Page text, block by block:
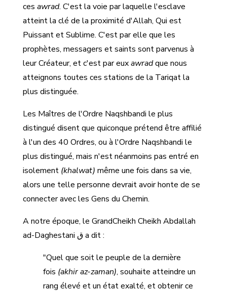
ces awrad. C'est la voie par laquelle l'esclave
atteint la clé de la proximité d'Allah, Qui est
Puissant et Sublime. C'est par elle que les
prophètes, messagers et saints sont parvenus à
leur Créateur, et c'est par euxawradque nous
atteignons toutes ces stations de la Tariqat la
plus distinguée.
Les Maîtres de l'Ordre Naqshbandi le plus
distingué disent que quiconque prétend être affilié
à l'un des 40 Ordres, ou à l'Ordre Naqshbandi le
plus distingué, mais n'est néanmoins pas entré en
isolement (khalwat) même une fois dans sa vie,
alors une telle personne devrait avoir honte de se
connecter avec les Gens du Chemin.
A notre époque, le GrandCheikh Cheikh Abdallah
ad-Daghestani ق a dit :
"Quel que soit le peuple de la dernière
fois (akhir az-zaman), souhaite atteindre un
rang élevé et un état exalté, et obtenir ce